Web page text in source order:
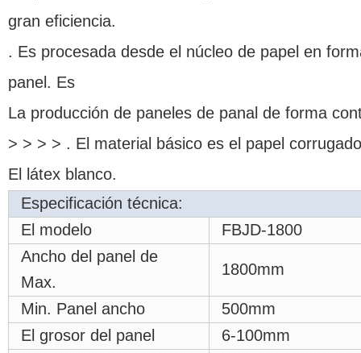
gran eficiencia.
. Es procesada desde el núcleo de papel en
panel. Es
La producción de paneles de panal de forma
> > > > . El material básico es el papel
El látex blanco.
Especificación técnica:
El modelo
FBJD-1800
Ancho del panel de
Max.
1800mm
Min. Panel ancho
500mm
El grosor del panel
6-100mm